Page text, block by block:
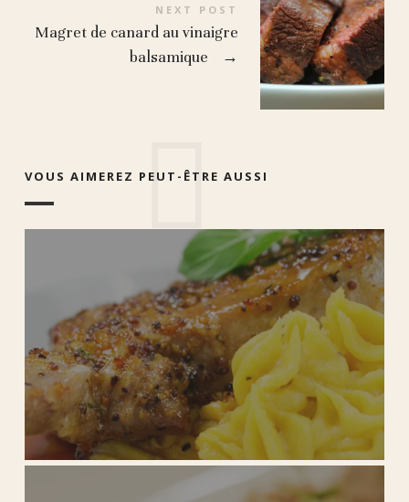
NEXT POST
Magret de canard au vinaigre
balsamique
→
VOUS AIMEREZ PEUT-ÊTRE AUSSI